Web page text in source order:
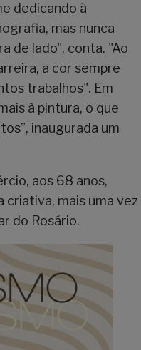
dedicando à
mas nunca
de lado", conta. "Ao
a cor sempre
trabalhos". Em
à pintura, o que
inaugurada um
aos 68 anos,
criativa, mais uma vez
do Rosário.